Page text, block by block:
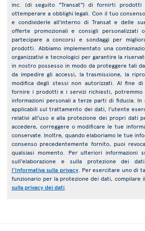
inc. (di seguito "Transat") di fornirti prodotti
ottemperare a obblighi legali. Con il tuo
e condividerle all'interno di Transat e delle
offerte promozionali e consigli personalizzati
partecipare a concorsi e sondaggi per
prodotti. Abbiamo implementato una
organizzativi e tecnologici per garantire la
in nostro possesso in modo da proteggere tali
da impedire gli accessi, la trasmissione, la
modifica degli stessi non autorizzati. Al fine
fornire i prodotti e i servizi richiesti, potremmo
informazioni personali a terze parti di fiducia. In
applicabili sul trattamento dei dati, l'utente
relativi all'uso e alla protezione dei propri dati
accedere, correggere o modificare le tue
conservate. Inoltre, quando elaboriamo le tue
consenso precedentemente fornito, puoi
qualsiasi momento. Per ulteriori informazioni
sull'elaborazione e sulla protezione dei
l'Informativa sulla privacy. Per esercitare uno di
funzionario per la protezione dei dati, compilare il
sulla privacy dei dati